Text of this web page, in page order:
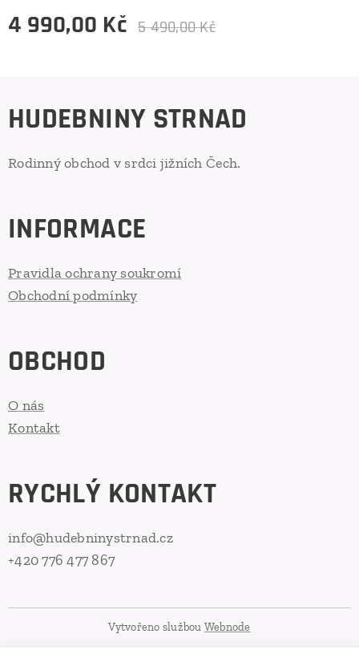
4 990,00 Kč 5 490,00Kč
HUDEBNINY STRNAD
Rodinný obchod v srdci jižních Čech.
INFORMACE
Pravidla ochrany soukromí
Obchodní podmínky
OBCHOD
O nás
Kontakt
RYCHLÝ KONTAKT
info@hudebninystrnad.cz
+420 776 477 867
Vytvořeno službou Webnode